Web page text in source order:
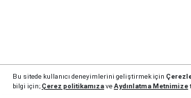
Bu sitede kullanıcı deneyimlerini geliştirmek için
bilgi için;Çerez politikamızaveAydınlatma Metnimize